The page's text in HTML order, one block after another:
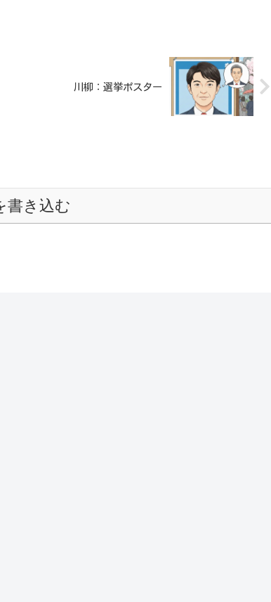
川柳：選挙ポスター
書き込む